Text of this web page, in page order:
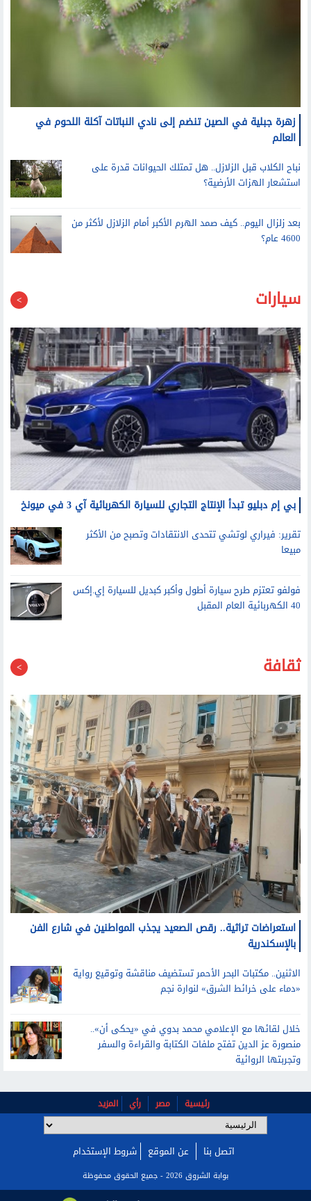
زهرة جبلية في الصين تنضم إلى نادي النباتات آكلة اللحوم في
العالم
استشعار الهزات الأرضية؟
4600 عام؟
سيارات
بي إم دبليو تبدأ الإنتاج التجاري للسيارة الكهربائية آي 3 في ميونخ
مبيعا
40 الكهربائية العام المقبل
ثقافة
استعراضات تراثية.. رقص الصعيد يجذب المواطنين في شارع الفن
بالإسكندرية
الاثنين.. مكتبات البحر الأحمر تستضيف مناقشة وتوقيع رواية
«دماء على خرائط الشرق» لنوارة نجم
منصورة عز الدين تفتح ملفات الكتابة والقراءة والسفر
وتجربتها الروائية
رئيسية مصر رأي المزيد
اتصل بنا عن الموقع شروط الإستخدام
بوابة الشروق 2026 - جميع الحقوق محفوظة